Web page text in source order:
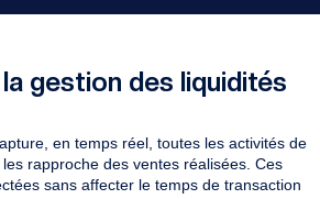
gestion des liquidités
en temps réel, toutes les activités de
rapproche des ventes réalisées. Ces
sans affecter le temps de transaction